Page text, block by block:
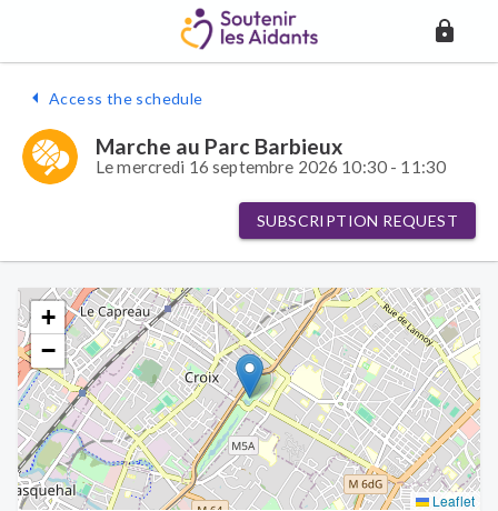
Access the schedule
Marche au Parc Barbieux
Le mercredi 16 septembre 2026 10:30 - 11:30
SUBSCRIPTION REQUEST
+
−
Leaflet